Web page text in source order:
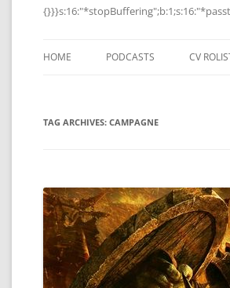
HOME PODCASTS CV
TAG ARCHIVES: CAMPAGNE